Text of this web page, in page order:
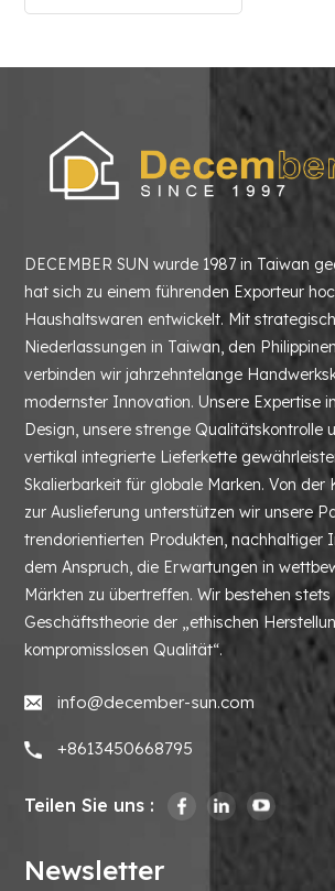
DECEMBER SUN wurde 1987 in Taiwan
hat sich zu einem führenden Exporteur
Haushaltswaren entwickelt. Mit
Niederlassungen in Taiwan, den
verbinden wir jahrzehntelange
modernster Innovation. Unsere Expertise
Design, unsere strenge Qualitätskontrolle
vertikal integrierte Lieferkette
Skalierbarkeit für globale Marken. Von der
zur Auslieferung unterstützen wir unsere
trendorientierten Produkten, nachhaltiger
dem Anspruch, die Erwartungen in
Märkten zu übertreffen. Wir bestehen
Geschäftstheorie der „ethischen
kompromisslosen Qualität“.
info@december-sun.com
+8613450668795
Teilen Sie uns :
Newsletter